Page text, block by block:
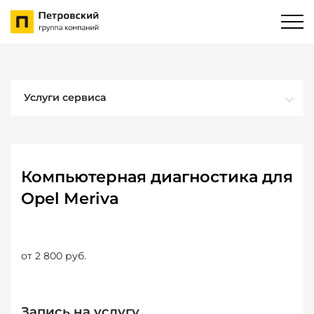
Услуги сервиса
Компьютерная диагностика для
Opel Meriva
от 2 800 руб.